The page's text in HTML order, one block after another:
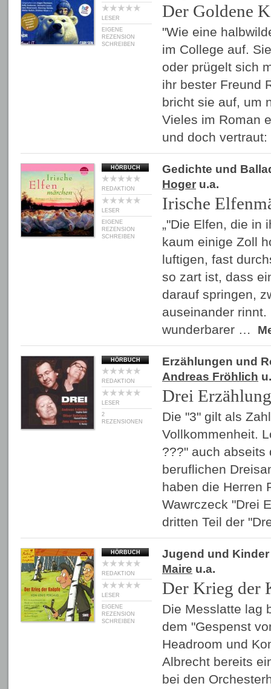
LESER
EIGENE
REZENSION
SCHREIBEN
Der Goldene
"Wie eine
im College auf.
oder prügelt sich
ihr bester Freund
bricht sie auf, um
Vieles im Roman
und doch
HÖRBUCH
REDAKTION
LESER
EIGENE
REZENSION
SCHREIBEN
Gedichte und
Hoger u.a.
Irische
„"Die Elfen, die in
kaum einige Zoll
luftigen, fast
so zart ist, dass
darauf springen,
auseinander
wunderbarer …
HÖRBUCH
REDAKTION
LESER
2
REZENSIONEN
Erzählungen und
Andreas Fröhlich
Drei
Die "3" gilt als
Vollkommenheit.
???" auch abseits
beruflichen
haben die Herren
Wawrczeck "Drei
dritten Teil der
HÖRBUCH
REDAKTION
LESER
EIGENE
REZENSION
SCHREIBEN
Jugend und Kinder
Maire u.a.
Der Krieg der
Die Messlatte lag
dem "Gespenst
Headroom und
Albrecht bereits
bei den